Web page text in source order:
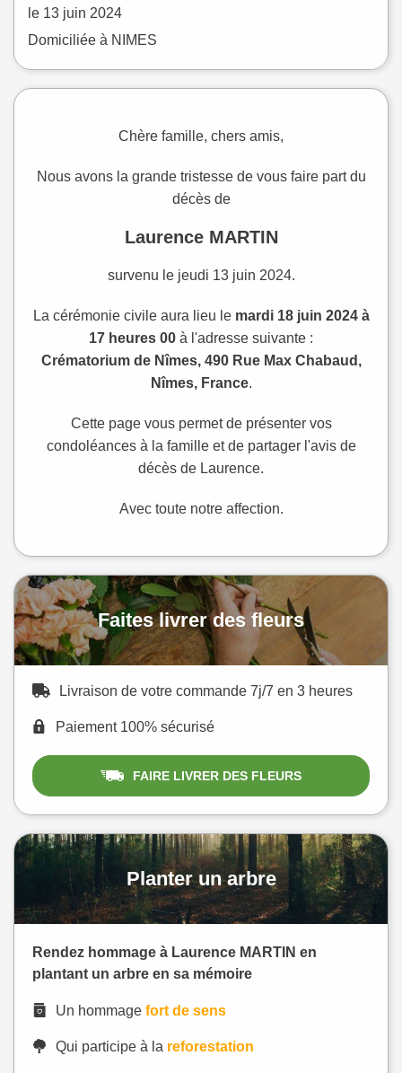
le 13 juin 2024
Domiciliée à NIMES
Chère famille, chers amis,
Nous avons la grande tristesse de vous faire part du
décès de
Laurence MARTIN
survenu le jeudi 13 juin 2024.
La cérémonie civile aura lieu le mardi 18 juin 2024 à
17 heures 00 à l'adresse suivante :
Crématorium de Nîmes, 490 Rue Max Chabaud,
Nîmes, France.
Cette page vous permet de présenter vos
condoléances à la famille et de partager l'avis de
décès de Laurence.
Avec toute notre affection.
Faites livrer des fleurs
Livraison de votre commande 7j/7 en 3 heures
Paiement 100% sécurisé
FAIRE LIVRER DES FLEURS
Planter un arbre
Rendez hommage à Laurence MARTIN en
plantant un arbre en sa mémoire
Un hommage fort de sens
Qui participe à la reforestation